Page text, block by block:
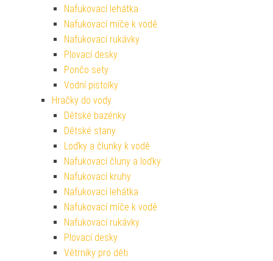
Nafukovací lehátka
Nafukovací míče k vodě
Nafukovací rukávky
Plovací desky
Pončo sety
Vodní pistolky
Hračky do vody
Dětské bazénky
Dětské stany
Loďky a člunky k vodě
Nafukovací čluny a loďky
Nafukovací kruhy
Nafukovací lehátka
Nafukovací míče k vodě
Nafukovací rukávky
Plovací desky
Větrníky pro děti